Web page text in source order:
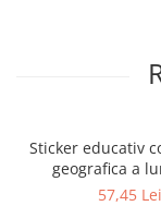
Sticker educativ
geografica a
animale
57,45 Lei